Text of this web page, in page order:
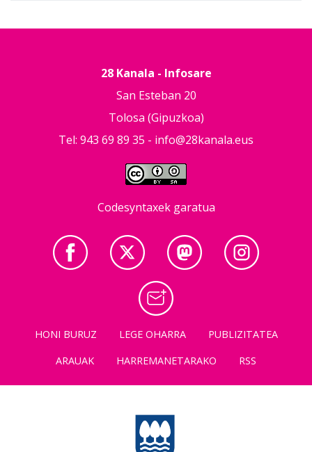
28 Kanala - Infosare
San Esteban 20
Tolosa (Gipuzkoa)
Tel: 943 69 89 35 - info@28kanala.eus
Codesyntaxek garatua
HONI BURUZ LEGE OHARRA
PUBLIZITATEA
ARAUAK
HARREMANETARAKO RSS